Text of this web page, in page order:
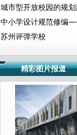
城市型开放校园的规
中小学设计规范修编
苏州评弹学校
精彩图片报道